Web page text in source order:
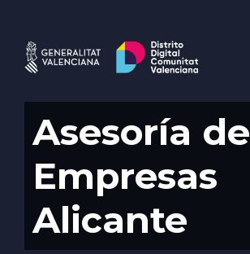
contenido
Asesoría de
Empresas
Alicante